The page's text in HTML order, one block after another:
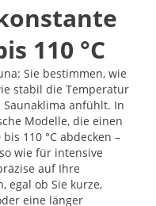
110 °C
Sie bestimmen, wie
stabil die Temperatur
anfühlt. In
Modelle, die einen
110 °C abdecken –
wie für intensive
auf Ihre
egal ob Sie kurze,
eine länger